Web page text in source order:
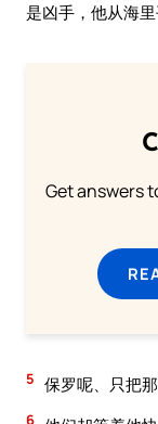
是凶手，他从海
Get answers
5 保罗呢、只把
6